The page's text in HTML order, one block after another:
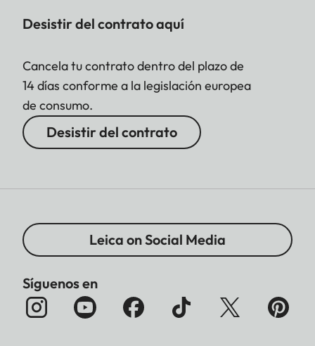
Desistir del contrato aquí
Cancela tu contrato dentro del plazo de
14 días conforme a la legislación europea
de consumo.
Desistir del contrato
Leica on Social Media
Síguenos en